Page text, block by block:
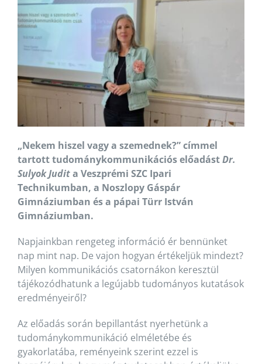
„Nekem hiszel vagy a szemednek?” címmel
tartott tudománykommunikációs előadástDr.
Sulyok Judita Veszprémi SZC Ipari
Technikumban, a Noszlopy Gáspár
Gimnáziumban és a pápai Türr István
Gimnáziumban.
Napjainkban rengeteg információ ér bennünket
nap mint nap. De vajon hogyan értékeljük mindezt?
Milyen kommunikációs csatornákon keresztül
tájékozódhatunk a legújabb tudományos kutatások
eredményeiről?
Az előadás során bepillantást nyerhetünk a
tudománykommunikáció elméletébe és
gyakorlatába, reményeink szerint ezzel is